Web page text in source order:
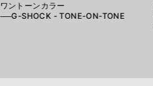
ワントーンカラー
──G-SHOCK - TONE-ON-TONE